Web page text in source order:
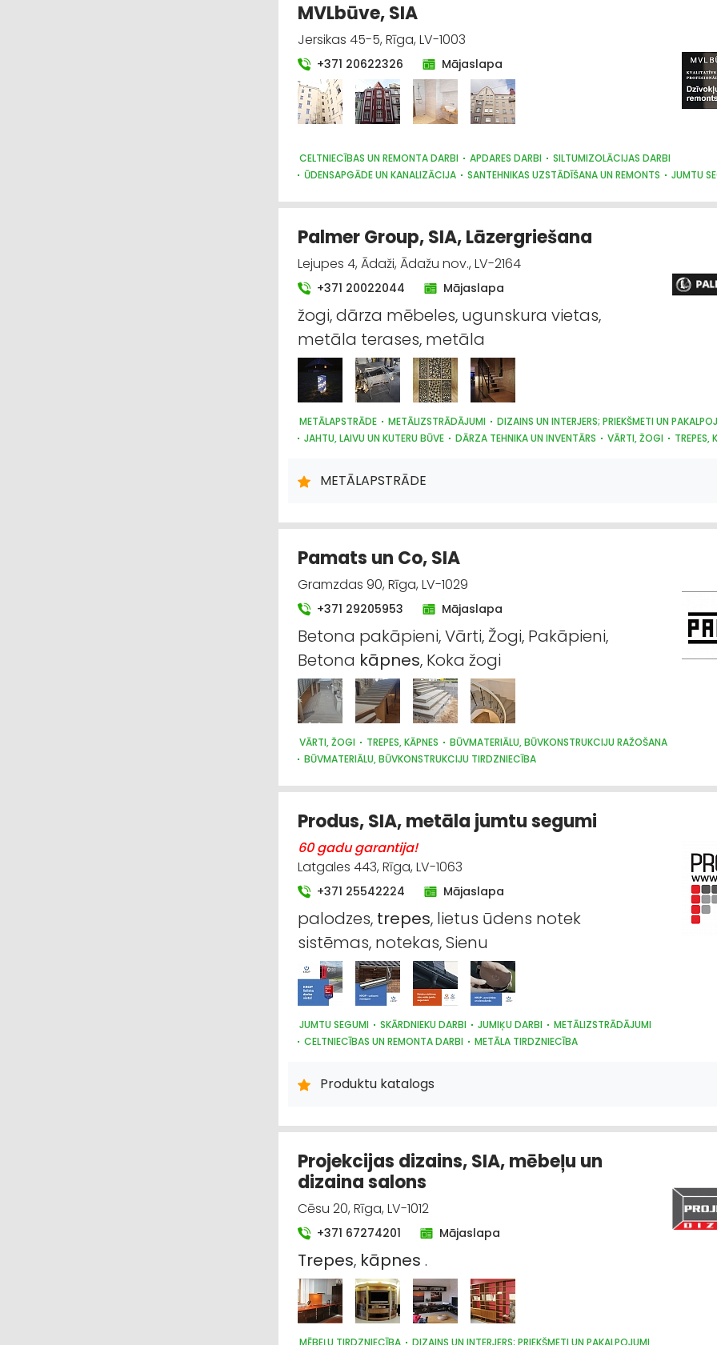
MVLbūve, SIA
Jersikas 45-5, Rīga, LV-1003
+371 20622326 Mājaslapa
CELTNIECĪBAS UN REMONTA DARBI APDARES DARBI
SILTUMIZOLĀCIJAS DARBI
ŪDENSAPGĀDE UN KANALIZĀCIJA
SANTEHNIKAS UZSTĀDĪŠANA UN REMONTS
JUMTU
GALDNIEKU DARBI
TREPES, KĀPNES
CEĻU UN TILTU BŪVE, UZTURĒŠANA
BŪVMATERIĀLU, BŪVKONSTRUKCIJU RAŽOŠANA
BŪVMATERIĀLU, BŪVKONSTRUKCIJU VAIRUMTIRDZNIECĪBA
Palmer Group, SIA, Lāzergriešana
Lejupes 4, Ādaži, Ādažu nov., LV-2164
+371 20022044 Mājaslapa
žogi, dārza mēbeles, ugunskura vietas,
metāla terases, metāla
METĀLAPSTRĀDE METĀLIZSTRĀDĀJUMI
DIZAINS UN INTERJERS; PRIEKŠMETI UN
JAHTU, LAIVU UN KUTERU BŪVE
DĀRZA TEHNIKA UN INVENTĀRS VĀRTI, ŽOGI
TREPES,
LAUKSAIMNIECĪBAS TEHNIKAS UN TRAKTORTEHNIKAS REZERVES DAĻAS
METĀLAPSTRĀDE
Pamats un Co, SIA
Gramzdas 90, Rīga, LV-1029
+371 29205953 Mājaslapa
Betona pakāpieni, Vārti, Žogi, Pakāpieni,
Betona kāpnes, Koka žogi
VĀRTI, ŽOGI TREPES, KĀPNES
BŪVMATERIĀLU, BŪVKONSTRUKCIJU RAŽOŠANA
BŪVMATERIĀLU, BŪVKONSTRUKCIJU TIRDZNIECĪBA
Produs, SIA, metāla jumtu segumi
60 gadu garantija!
Latgales 443, Rīga, LV-1063
+371 25542224 Mājaslapa
palodzes, trepes, lietus ūdens notek
sistēmas, notekas, Sienu
JUMTU SEGUMI SKĀRDNIEKU DARBI JUMIĶU DARBI
METĀLIZSTRĀDĀJUMI
CELTNIECĪBAS UN REMONTA DARBI
METĀLA TIRDZNIECĪBA
Produktu katalogs
Projekcijas dizains, SIA, mēbeļu un
dizaina salons
Cēsu 20, Rīga, LV-1012
+371 67274201 Mājaslapa
Trepes, kāpnes .
MĒBEĻU TIRDZNIECĪBA DIZAINS UN INTERJERS; PRIEKŠMETI UN PAKALPOJUMI